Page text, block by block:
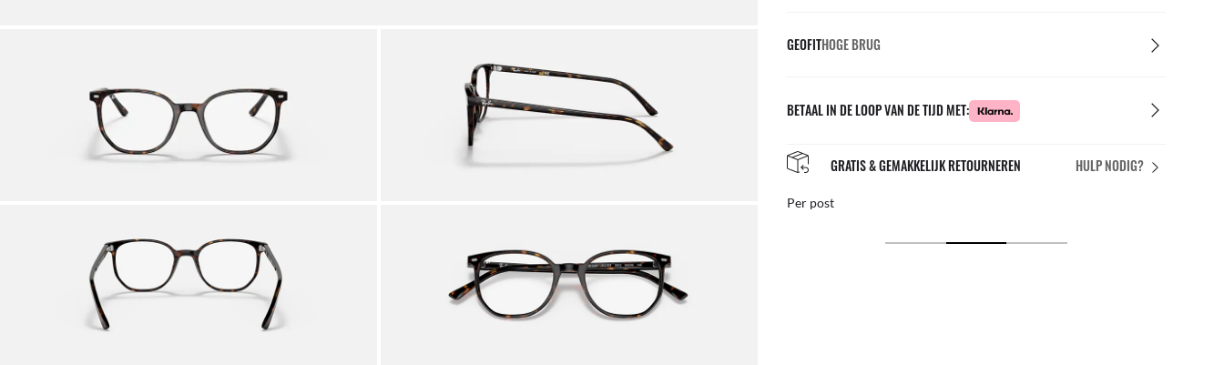
GEOFITHOGE BRUG
BETAAL IN DE LOOP VAN DE TIJD MET:
HULP NODIG?
NAZORG IN DE WINKEL GRATIS & GEMAKKELIJK RETOURNEREN
Per post